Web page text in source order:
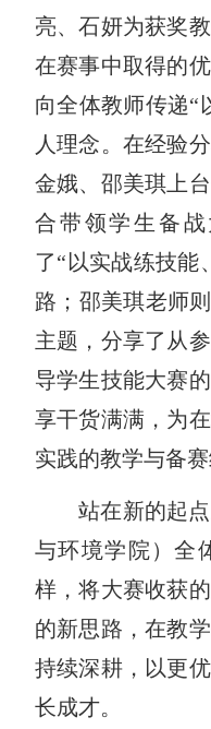
亮、石妍为获奖
在赛事中取得的
向全体教师传递“
人理念。在经验
金娥、邵美琪上
合带领学生备
了“以实战练技能
路；邵美琪老师
主题，分享了从
导学生技能大赛
享干货满满，为
实践的教学与备赛
站在新的起
与环境学院）全
样，将大赛收获
的新思路，在教
持续深耕，以更
长成才。